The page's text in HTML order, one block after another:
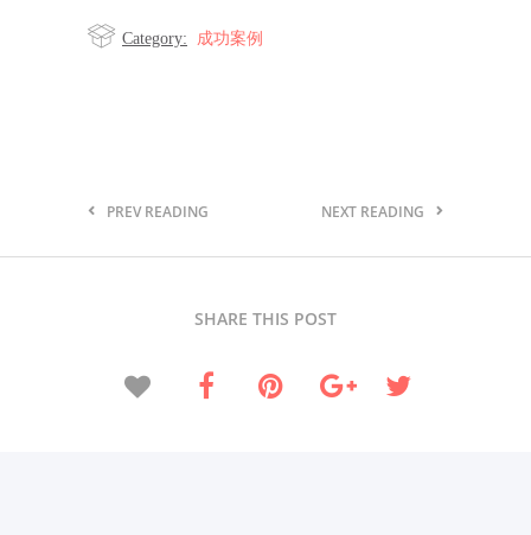
Category: 成功案例
PREV READING NEXT READING
SHARE THIS POST